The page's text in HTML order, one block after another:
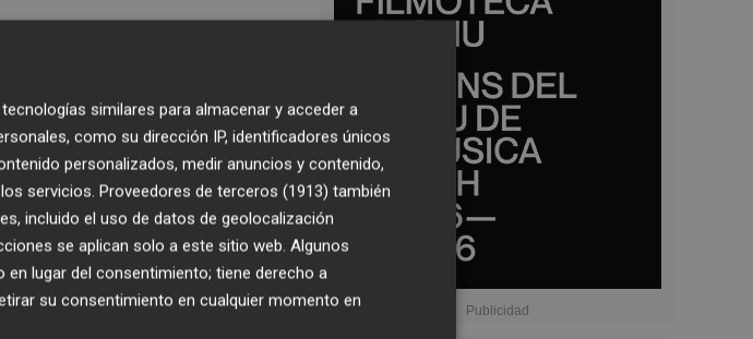
similares para almacenar y acceder a
como su dirección IP, identificadores únicos
personalizados, medir anuncios y contenido,
servicios. Proveedores de terceros (1913) también
incluido el uso de datos de geolocalización
se aplican solo a este sitio web. Algunos
lugar del consentimiento; tiene derecho a
su consentimiento en cualquier momento en